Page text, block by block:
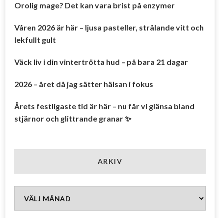
Orolig mage? Det kan vara brist på enzymer
Våren 2026 är här – ljusa pasteller, strålande vitt och
lekfullt gult
Väck liv i din vintertrötta hud – på bara 21 dagar
2026 – året då jag sätter hälsan i fokus
Årets festligaste tid är här – nu får vi glänsa bland
stjärnor och glittrande granar ✨
ARKIV
Arkiv